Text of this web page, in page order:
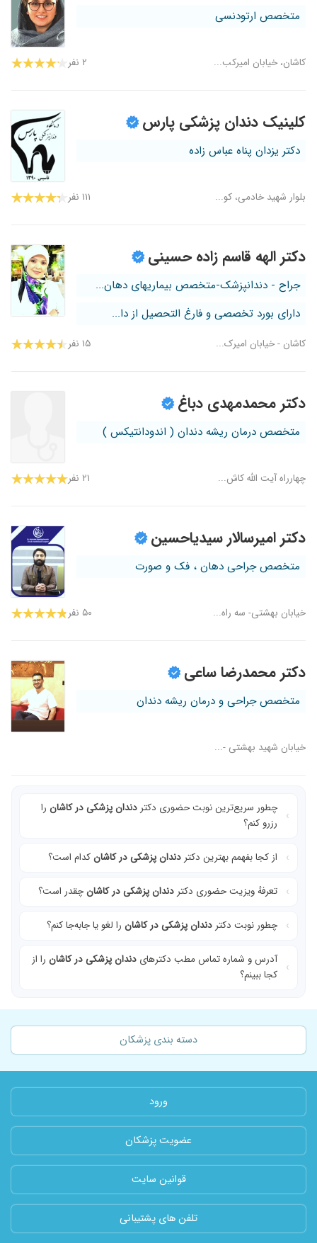
متخصص ارتودنسی
کاشان، خیابان امیرکب... ۲ نفر
کلینیک دندان پزشکی پارس
دکتر یزدان پناه عباس زاده
بلوار شهید خادمی، کو... ۱۱۱ نفر
دکتر الهه قاسم زاده حسینی
جراح - دندانپزشک-متخصص بیماریهای دهان...
دارای بورد تخصصی و فارغ التحصیل از دا...
کاشان - خیابان امیرک... ۱۵ نفر
دکتر محمدمهدی دباغ
متخصص درمان ریشه دندان ( اندودانتیکس )
چهارراه آیت الله کاش... ۲۱ نفر
دکتر امیرسالار سیدیاحسین
متخصص جراحی دهان ، فک و صورت
خیابان بهشتی- سه راه... ۵۰ نفر
دکتر محمدرضا ساعی
متخصص جراحی و درمان ریشه دندان
خیابان شهید بهشتی -...
چطور سریع‌ترین نوبت حضوری دکتر دندان پزشکی در کاشان را
رزرو کنم؟
از کجا بفهمم بهترین دکتر دندان پزشکی در کاشانکدام است؟
تعرفهٔ ویزیت حضوری دکتر دندان پزشکی در کاشانچقدر است؟
چطور نوبت دکتر دندان پزشکی در کاشان را لغو یا جابه‌جا کنم؟
آدرس و شماره تماس مطب دکترهای دندان پزشکی در کاشان را از
کجا ببینم؟
دسته بندی پزشکان
ورود
عضویت پزشکان
قوانین سایت
تلفن های پشتیبانی